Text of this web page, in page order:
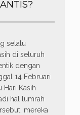
selalu
di seluruh
dengan
14 Februari
Hari Kasih
hal lumrah
mereka